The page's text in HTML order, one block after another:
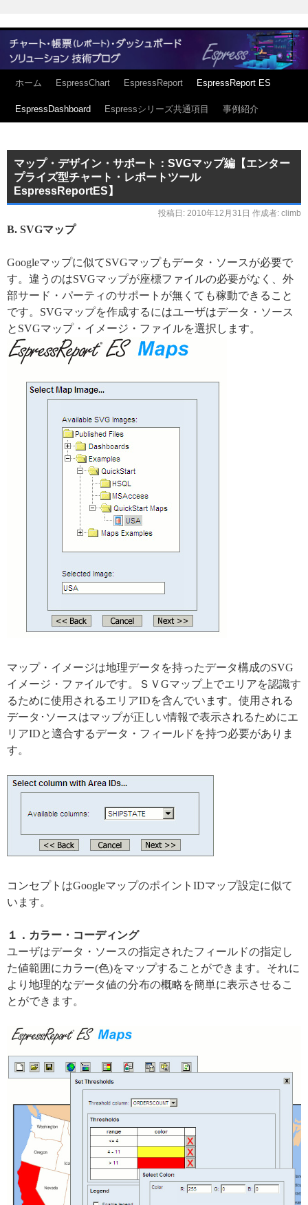
ホーム EspressChart EspressReport EspressReport ES
EspressDashboard Espressシリーズ共通項目 事例紹介
マップ・デザイン・サポート：SVGマップ編【エンター
プライズ型チャート・レポートツール
EspressReportES】
投稿日: 2010年12月31日 作成者: climb
B. SVGマップ
Googleマップに似てSVGマップもデータ・ソースが必要で
す。違うのはSVGマップが座標ファイルの必要がなく、外
部サード・パーティのサポートが無くても稼動できること
です。SVGマップを作成するにはユーザはデータ・ソース
とSVGマップ・イメージ・ファイルを選択します。
マップ・イメージは地理データを持ったデータ構成のSVG
イメージ・ファイルです。ＳＶGマップ上でエリアを認識す
るために使用されるエリアIDを含んでいます。使用される
データ･ソースはマップが正しい情報で表示されるためにエ
リアIDと適合するデータ・フィールドを持つ必要がありま
す。
コンセプトはGoogleマップのポイントIDマップ設定に似て
います。
１．カラー・コーディング
ユーザはデータ・ソースの指定されたフィールドの指定し
た値範囲にカラー(色)をマップすることができます。それに
より地理的なデータ値の分布の概略を簡単に表示させるこ
とができます。